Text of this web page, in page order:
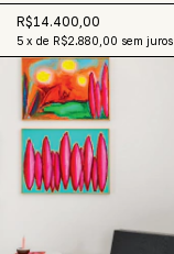
R$14.400,00
5 x de R$2.880,00 sem juros